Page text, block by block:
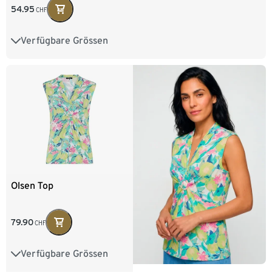
54.95 CHF
Verfügbare Grössen
36 38 40 42
Olsen Top
79.90CHF
Verfügbare Grössen
36 38 40 42